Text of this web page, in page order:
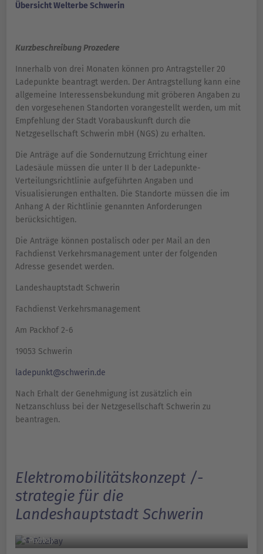
Übersicht Welterbe Schwerin
Kurzbeschreibung Prozedere
Innerhalb von drei Monaten können pro Antragsteller 20
Ladepunkte beantragt werden. Der Antragstellung kann eine
allgemeine Interessensbekundung mit gröberen Angaben zu
den vorgesehenen Standorten vorangestellt werden, um mit
Empfehlung der Stadt Vorabauskunft durch die
Netzgesellschaft Schwerin mbH (NGS) zu erhalten.
Die Anträge auf die Sondernutzung Errichtung einer
Ladesäule müssen die unter II b der Ladepunkte-
Verteilungsrichtlinie aufgeführten Angaben und
Visualisierungen enthalten. Die Standorte müssen die im
Anhang A der Richtlinie genannten Anforderungen
berücksichtigen.
Die Anträge können postalisch oder per Mail an den
Fachdienst Verkehrsmanagement unter der folgenden
Adresse gesendet werden.
Landeshauptstadt Schwerin
Fachdienst Verkehrsmanagement
Am Packhof 2-6
19053 Schwerin
ladepunkt@schwerin.de
Nach Erhalt der Genehmigung ist zusätzlich ein
Netzanschluss bei der Netzgesellschaft Schwerin zu
beantragen.
Elektromobilitätskonzept /-
strategie für die
Landeshauptstadt Schwerin
© Pixabay